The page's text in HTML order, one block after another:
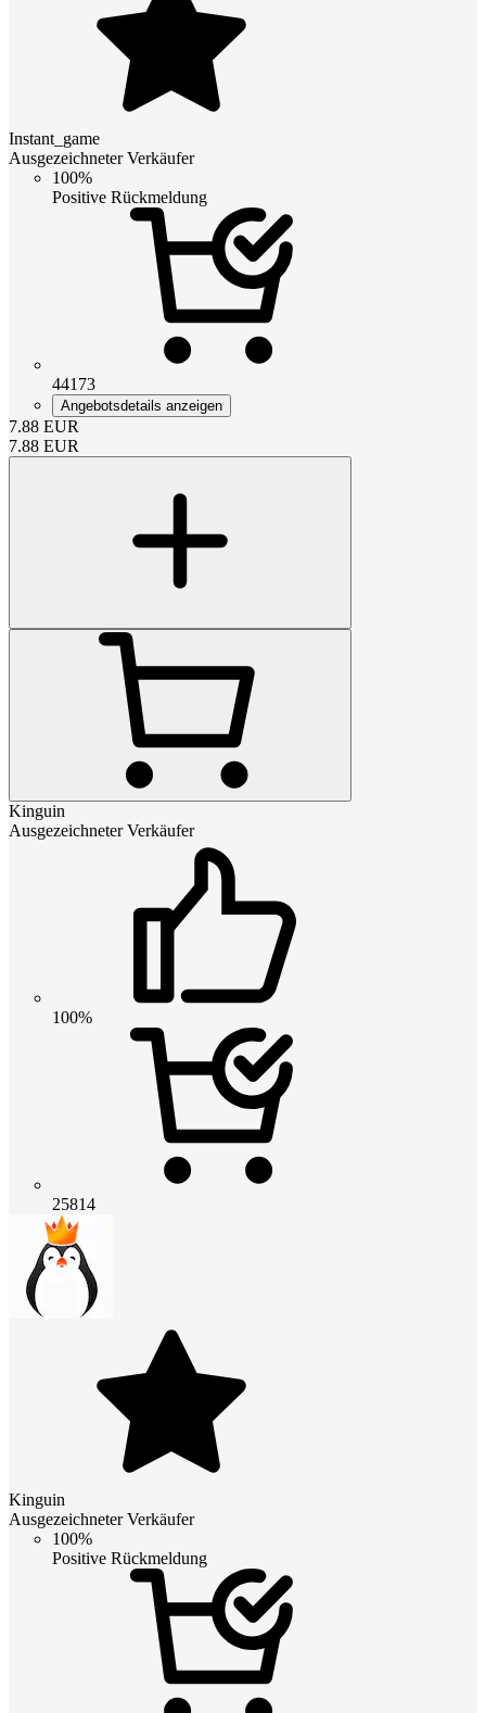
Instant_game
Ausgezeichneter Verkäufer
100%
Positive Rückmeldung
44173
Angebotsdetails anzeigen
7.88 EUR
7.88 EUR
Kinguin
Ausgezeichneter Verkäufer
100%
25814
Kinguin
Ausgezeichneter Verkäufer
100%
Positive Rückmeldung